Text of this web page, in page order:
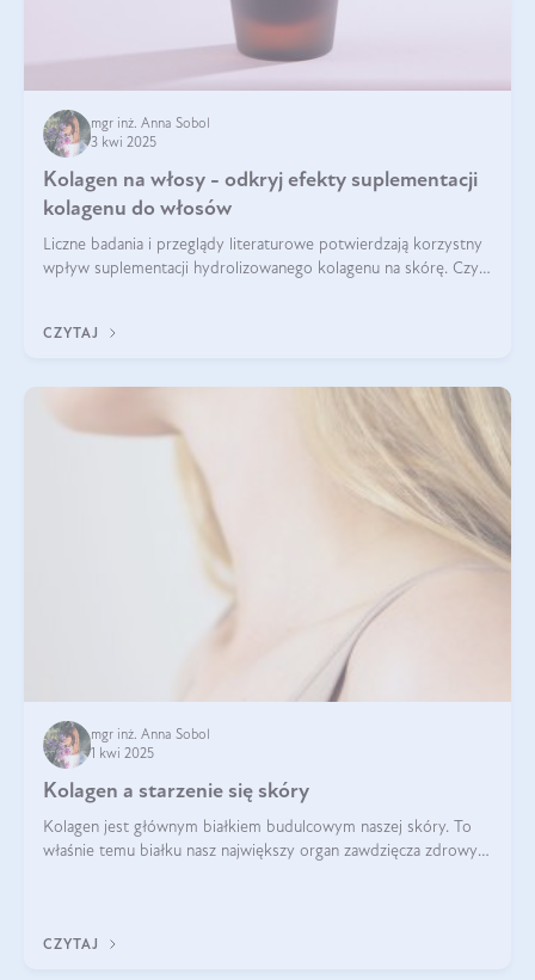
mgr inż. Anna Sobol
3 kwi 2025
Kolagen na włosy - odkryj efekty suplementacji
kolagenu do włosów
Liczne badania i przeglądy literaturowe potwierdzają korzystny
wpływ suplementacji hydrolizowanego kolagenu na skórę. Czy
CZYTAJ
mgr inż. Anna Sobol
1 kwi 2025
Kolagen a starzenie się skóry
Kolagen jest głównym białkiem budulcowym naszej skóry. To
właśnie temu białku nasz największy organ zawdzięcza zdrowy
CZYTAJ